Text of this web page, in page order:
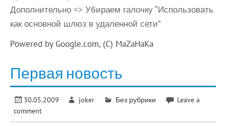
Дополнительно => Убираем галочку “Использовать
как основной шлюз в удаленной сети”
Powered by Google.com, (C) MaZaHaKa
Первая новость
30.05.2009 joker Без рубрики
Leave a
comment